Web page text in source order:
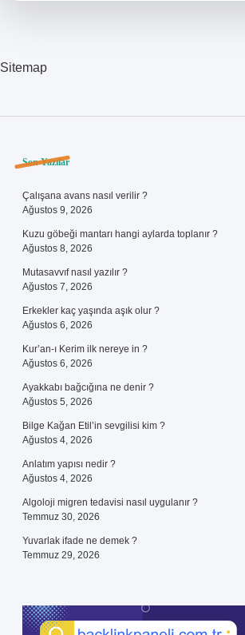
Sitemap
Sidebar
Son Yazılar
Çalışana avans nasıl verilir ?
Ağustos 9, 2026
Kuzu göbeği mantarı hangi aylarda toplanır ?
Ağustos 8, 2026
Mutasavvıf nasıl yazılır ?
Ağustos 7, 2026
Erkekler kaç yaşında aşık olur ?
Ağustos 6, 2026
Kur’an-ı Kerim ilk nereye in ?
Ağustos 6, 2026
Ayakkabı bağcığına ne denir ?
Ağustos 5, 2026
Bilge Kağan Etil’in sevgilisi kim ?
Ağustos 4, 2026
Anlatım yapısı nedir ?
Ağustos 4, 2026
Algoloji migren tedavisi nasıl uygulanır ?
Temmuz 30, 2026
Yuvarlak ifade ne demek ?
Temmuz 29, 2026